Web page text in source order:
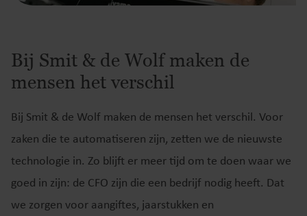
Bij Smit & de Wolf maken de
mensen het verschil
Bij Smit & de Wolf maken de mensen het verschil. Voor
zaken die te automatiseren zijn, zetten we de nieuwste
technologie in. Zo blijft er meer tijd om te doen waar we
goed in zijn: de CFO zijn die een bedrijf nodig heeft. Dat
we zorgen voor aangiftes, jaarstukken en